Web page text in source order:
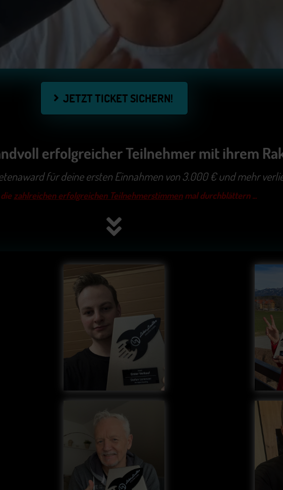
JETZT TICKET SICHERN!
erfolgreicher Teilnehmer mit ihrem
für deine ersten Einnahmen von 3.000 € und mehr
zahlreichen erfolgreichen Teilnehmerstimmenmal durchblättern ...